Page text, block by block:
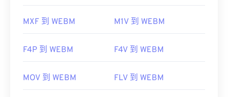
MXF 到 WEBM M1V 到 WEBM
F4P 到 WEBM F4V 到 WEBM
MOV 到 WEBM FLV 到 WEBM